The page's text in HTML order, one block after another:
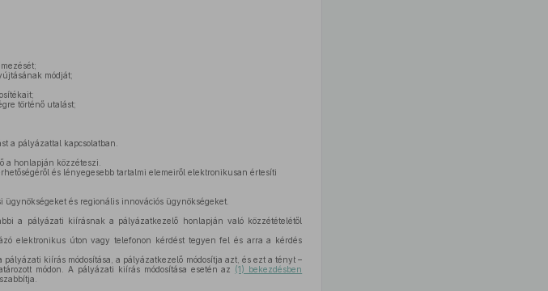
módját;
történő utalást;
a pályázattal kapcsolatban.
a honlapján közzéteszi.
és lényegesebb tartalmi elemeiről elektronikusan értesíti
és regionális innovációs ügynökségeket.
a pályázati kiírásnak a pályázatkezelő honlapján való közzétételétől
elektronikus úton vagy telefonon kérdést tegyen fel és arra a kérdés
kiírás módosítása, a pályázatkezelő módosítja azt, és ezt a tényt –
módon. A pályázati kiírás módosítása esetén az (1) bekezdésben